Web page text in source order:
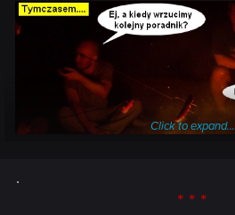
Click to expand...
.
* * *